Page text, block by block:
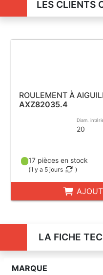
LES CLIENTS
ROULEMENT À
AXZ82035.4
Diam.
20
17 pièces en stock
(il y a 5 jours )
LA FICHE
MARQUE